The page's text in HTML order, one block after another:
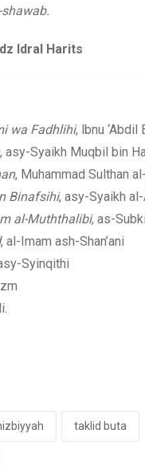
shawab.
ldral Harits
wa Fadhlihi, lbnu ‘Abdil
, asy-Syaikh Muqbil bin
, Muhammad Sulthan
Binafsihi, asy-Syaikh
al-Muththalibi, as-Subki
, al-Imam ash-Shan’ani
Syinqithi
taklid buta